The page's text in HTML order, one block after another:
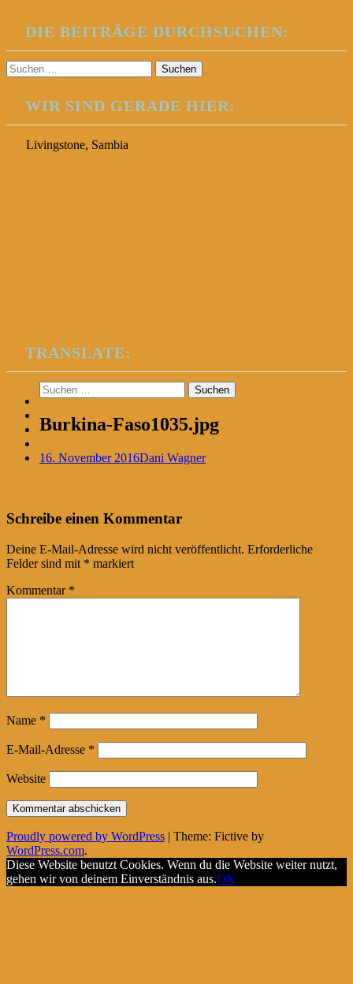
DIE BEITRÄGE DURCHSUCHEN:
Suchen
nach:
WIR SIND GERADE HIER:
Livingstone, Sambia
TRANSLATE:
Suchen
nach:
Burkina-Faso1035.jpg
16. November 2016Dani Wagner
Post
navigation
←
Schreibe einen Kommentar
Deine E-Mail-Adresse wird nicht veröffentlicht. Erforderliche
Felder sind mit * markiert
Kommentar *
Name *
E-Mail-Adresse *
Website
Proudly powered by WordPress | Theme: Fictive by
WordPress.com.
Diese Website benutzt Cookies. Wenn du die Website weiter nutzt,
gehen wir von deinem Einverständnis aus.OK